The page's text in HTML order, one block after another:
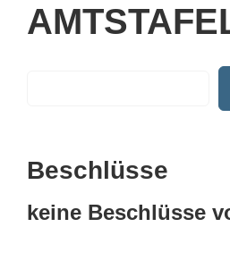
Beschlüsse
keine Beschlüsse